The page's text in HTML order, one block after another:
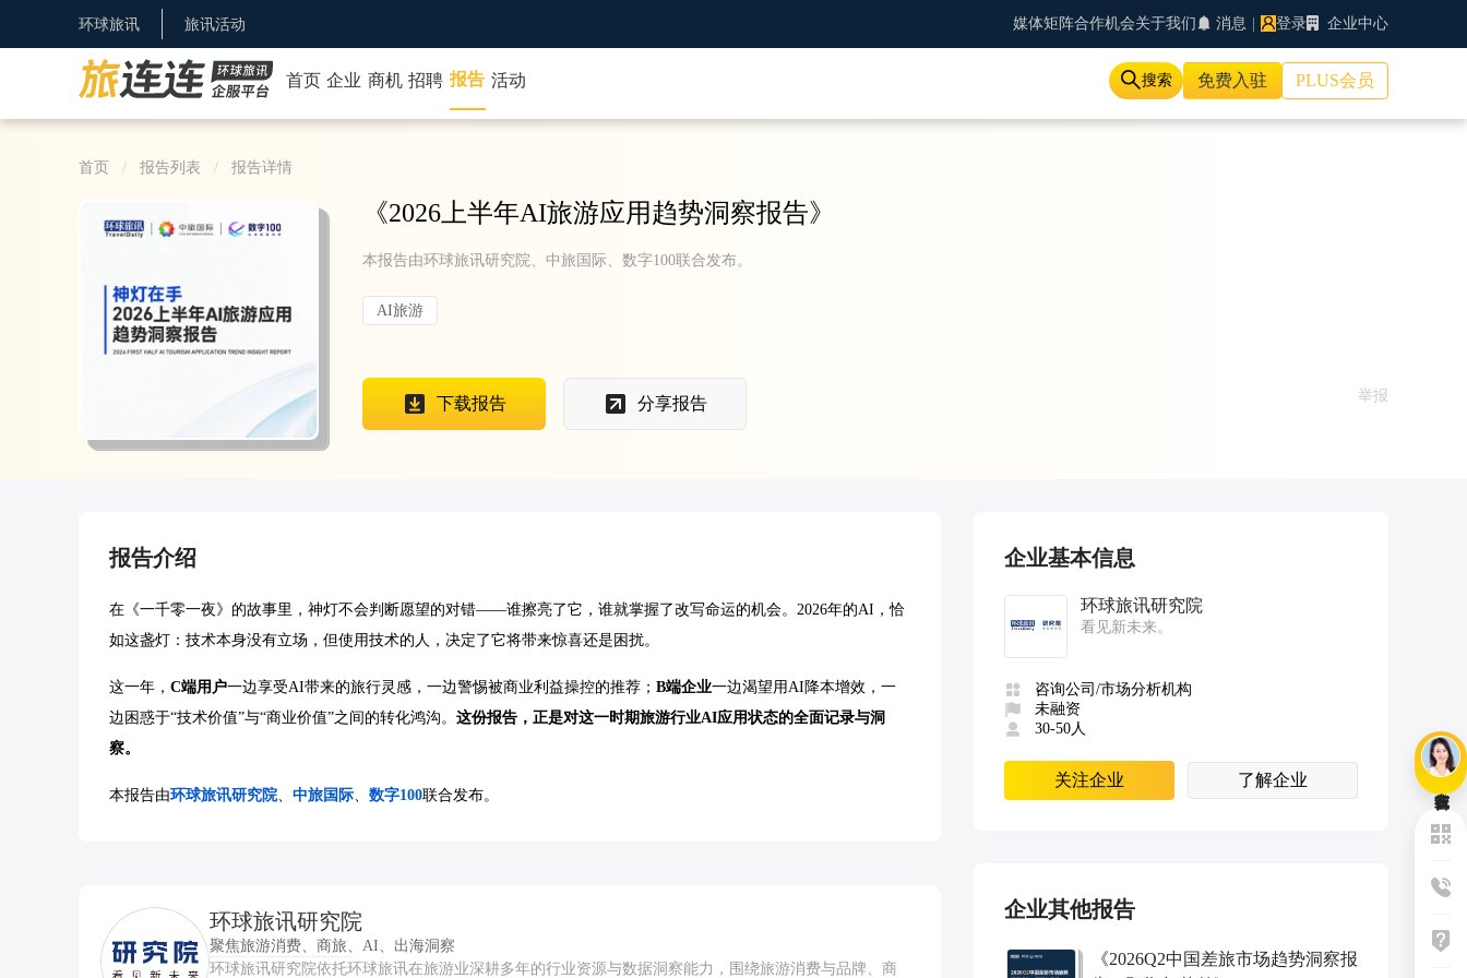
环球旅讯 旅讯活动 媒体矩阵合作机会关于我们 消息 登录 企业中心
首页 企业 商机 招聘 报告 活动 搜索 免费入驻 PLUS会员
首页 报告列表 报告详情
《2026上半年AI旅游应用趋势洞察报告》
本报告由环球旅讯研究院、中旅国际、数字100联合发布。
AI旅游
下载报告 分享报告 举报
报告介绍
在《一千零一夜》的故事里，神灯不会判断愿望的对错——谁擦亮了它，谁就掌握了改写命运的机会。2026年的AI，恰
如这盏灯：技术本身没有立场，但使用技术的人，决定了它将带来惊喜还是困扰。
这一年， C端用户一边享受AI带来的旅行灵感，一边警惕被商业利益操控的推荐； B端企业一边渴望用AI降本增效，一
边困惑于“技术价值”与“商业价值”之间的转化鸿沟。 这份报告，正是对这一时期旅游行业AI应用状态的全面记录与洞
察。
本报告由环球旅讯研究院、 中旅国际 数字100联合发布。
环球旅讯研究院
聚焦旅游消费、商旅、AI、出海洞察
环球旅讯研究院依托环球旅讯在旅游业深耕多年的行业资源与数据洞察能力，围绕旅游消费与品牌、商
企业基本信息
环球旅讯研究院
看见新未来。
咨询公司/市场分析机构
未融资
30-50人
关注企业 了解企业
企业其他报告
《2026Q2中国差旅市场趋势洞察报